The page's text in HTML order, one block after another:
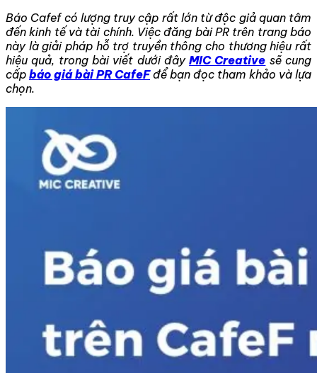
Báo Cafef có lượng truy cập rất lớn từ độc giả quan tâm
đến kinh tế và tài chính. Việc đăng bài PR trên trang báo
này là giải pháp hỗ trợ truyền thông cho thương hiệu rất
hiệu quả, trong bài viết dưới đâyMIC Creative sẽ cung
cấp báo giá bài PR CafeFđể bạn đọc tham khảo và lựa
chọn.